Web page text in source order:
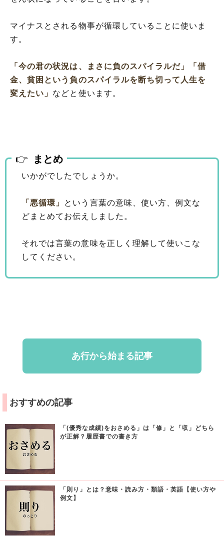
マイナスとされる物事が循環していることに使いま
す。
「今の君の状況は、まさに負のスパイラルだ」
「借
金、貧困という負のスパイラルを断ち切って人生を
変えたい」 などと使います。
まとめ
いかがでしたでしょうか。
「悪循環」 という言葉の意味、使い方、例文な
どまとめてお伝えしました。
それでは言葉の意味を正しく理解して使いこな
してください。
あ行から始まる記事
おすすめの記事
「(優秀な成績)をおさめる」は「修」と「収」どちら
が正解？履歴書での書き方
「則り」とは？意味・読み方・類語・英語【使い方や
例文】